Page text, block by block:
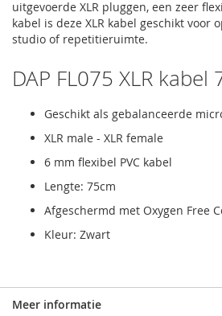
uitgevoerde XLR pluggen, een zeer
kabel is deze XLR kabel geschikt voor
studio of repetitieruimte.
DAP FL075 XLR kabel
Geschikt als gebalanceerde
XLR male - XLR female
6 mm flexibel PVC kabel
Lengte: 75cm
Afgeschermd met Oxygen Free
Kleur: Zwart
Meer informatie